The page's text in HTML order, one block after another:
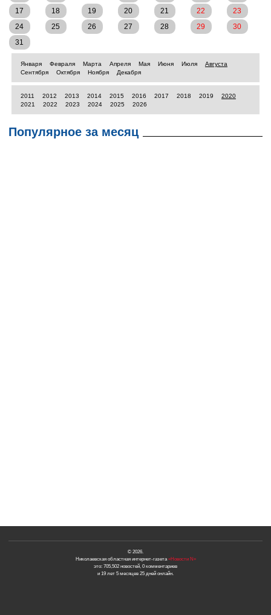
17
18 19 20 21 22
23
24
25 26 27 28 29
30
31
Января Февраля Марта Апреля Мая Июня Июля
Августа
Сентября
Октября Ноября Декабря
2011 2012 2013 2014 2015 2016 2017 2018 2019
2020
2021
2022 2023 2024 2025 2026
Популярное за месяц
© 2026.
Николаевская областная интернет-газета«Новости N»
это: 705,502 новостей, 0 комментариев
и 19 лет 5 месяцев 25 дней онлайн.